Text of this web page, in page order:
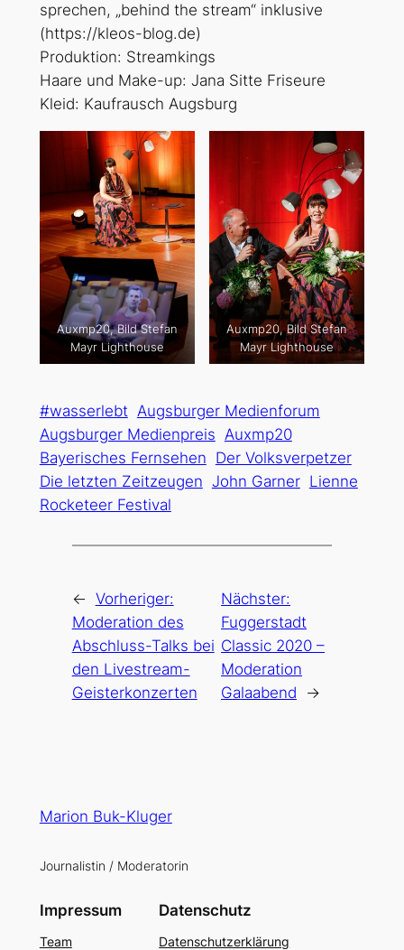
sprechen, „behind the stream“ inklusive
(https://kleos-blog.de)
Produktion: Streamkings
Haare und Make-up: Jana Sitte Friseure
Kleid: Kaufrausch Augsburg
Auxmp20, Bild Stefan
Mayr Lighthouse
Auxmp20, Bild Stefan
Mayr Lighthouse
#wasserlebt Augsburger Medienforum
Augsburger Medienpreis Auxmp20
Bayerisches Fernsehen Der Volksverpetzer
Die letzten Zeitzeugen John Garner Lienne
Rocketeer Festival
← Vorheriger:
Moderation des
Abschluss-Talks bei
den Livestream-
Geisterkonzerten
Nächster:
Fuggerstadt
Classic 2020 –
Moderation
Galaabend
→
Marion Buk-Kluger
Journalistin / Moderatorin
Impressum
Team
Datenschutz
Datenschutzerklärung